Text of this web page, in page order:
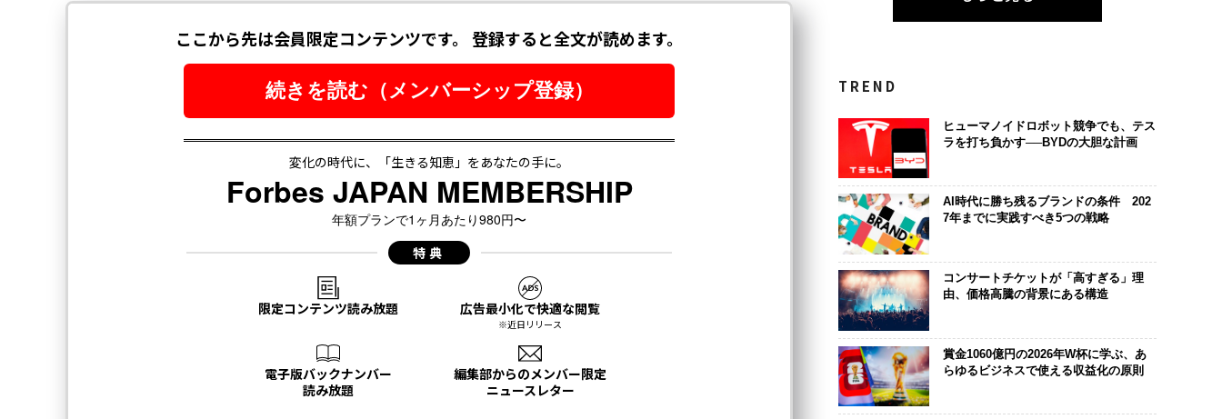
TREND
ヒューマノイドロボット競争でも、テス
ラを打ち負かす──BYDの大胆な計画
AI時代に勝ち残るブランドの条件 202
7年までに実践すべき5つの戦略
コンサートチケットが「高すぎる」理
由、価格高騰の背景にある構造
賞金1060億円の2026年W杯に学ぶ、あ
らゆるビジネスで使える収益化の原則